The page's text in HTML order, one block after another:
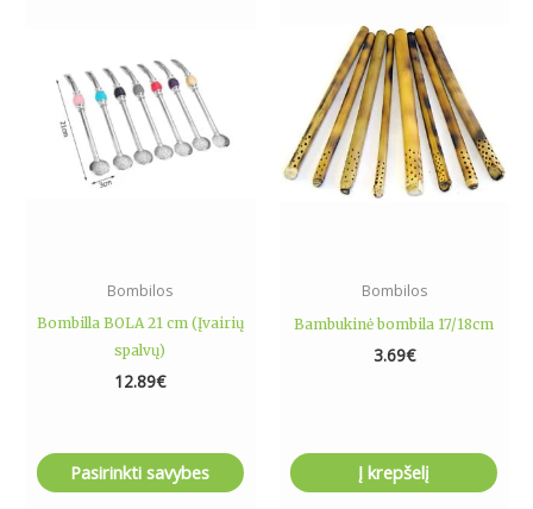
Bombilos
Bombilla BOLA 21 cm (Įvairių
spalvų)
12.89€
Pasirinkti savybes
multiple
variants.
The
options
may
page
Bombilos
Bambukinė bombila 17/18cm
3.69€
Į krepšelį